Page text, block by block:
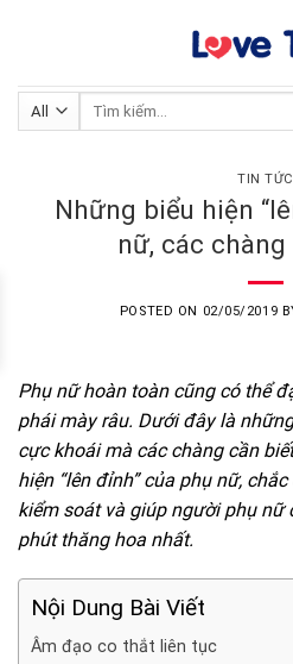
Tìm
TIN TỨC
Những biểu hiện
nữ, các
POSTED ON 02/05/2019
Phụ nữ hoàn toàn cũng có thể
phái mày râu. Dưới đây là
cực khoái mà các chàng cần
hiện “lên đỉnh” của phụ nữ,
kiểm soát và giúp người phụ nữ
phút thăng hoa nhất.
Nội Dung Bài Viết
Âm đạo co thắt liên tục